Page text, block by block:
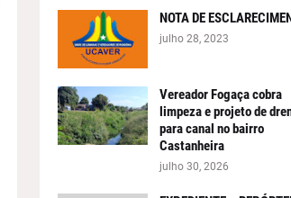
NOTA DE
julho 28, 2023
Vereador Fogaça cobra
limpeza e projeto de
para canal no bairro
Castanheira
julho 30, 2026